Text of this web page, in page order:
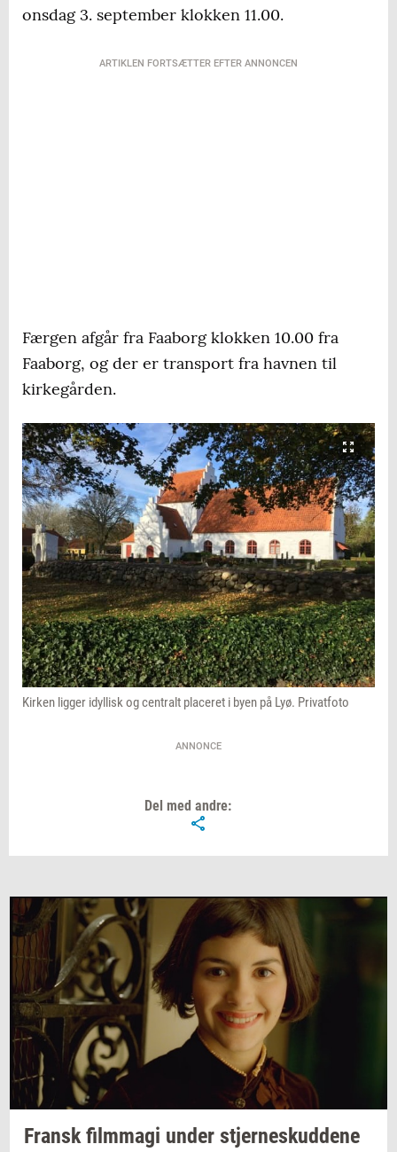
onsdag 3. september klokken 11.00.
ARTIKLEN FORTSÆTTER EFTER ANNONCEN
Færgen afgår fra Faaborg klokken 10.00 fra
Faaborg, og der er transport fra havnen til
kirkegården.
Kirken ligger idyllisk og centralt placeret i byen på Lyø. Privatfoto
ANNONCE
Del med andre:
Fransk film­magi under stjer­neskud­de­ne